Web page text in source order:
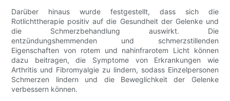
Darüber hinaus wurde festgestellt, dass sich die
Rotlichttherapie positiv auf die Gesundheit der Gelenke und
die Schmerzbehandlung auswirkt. Die
entzündungshemmenden und schmerzstillenden
Eigenschaften von rotem und nahinfrarotem Licht können
dazu beitragen, die Symptome von Erkrankungen wie
Arthritis und Fibromyalgie zu lindern, sodass Einzelpersonen
Schmerzen lindern und die Beweglichkeit der Gelenke
verbessern können.